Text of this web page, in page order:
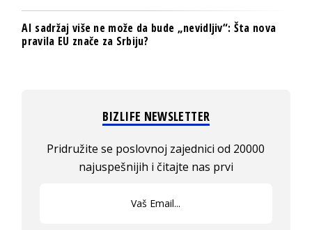
AI sadržaj više ne može da bude „nevidljiv“: Šta nova
pravila EU znače za Srbiju?
BIZLIFE NEWSLETTER
Pridružite se poslovnoj zajednici od 20000
najuspešnijih i čitajte nas prvi